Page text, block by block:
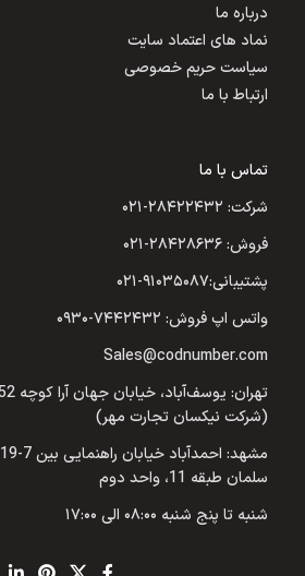
درباره ما
نماد های اعتماد سایت
سیاست حریم خصوصی
ارتباط با ما
تماس با ما
شرکت: ۲۸۴۲۲۴۳۲-۰۲۱
فروش: ۲۸۴۲۸۶۳۶-۰۲۱
پشتیبانی:۹۱۰۳۵۰۸۷-۰۲۱
واتس اپ فروش: ۷۴۴۲۴۳۲-۰۹۳۰
Sales@codnumber.com
(شرکت نیکسان تجارت مهر)
سلمان طبقه 11، واحد دوم
شنبه تا پنج شنبه ۰۸:۰۰ الی ۱۷:۰۰